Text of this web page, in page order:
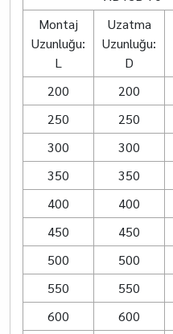
Montaj
Uzunluğu:
L
Uzatma
Uzunluğu:
D
200 200
250
250
300
300
350
350
400
400
450
450
500
500
550
550
600
600